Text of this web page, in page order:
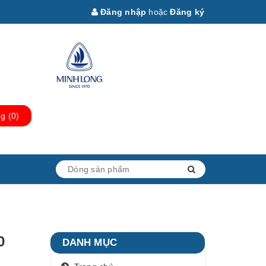
Đăng nhập hoặc Đăng ký
(0)
DANH MỤC